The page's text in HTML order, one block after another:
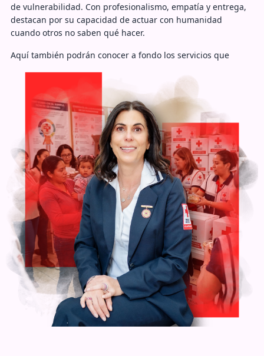
Porque mientras exista alguien que necesite ayuda, la Cruz Roja
Mexicana estará presente.
Presidente Nacional de la Cruz Roja Mexicana
de vulnerabilidad. Con profesionalismo, empatía y entrega,
destacan por su capacidad de actuar con humanidad
cuando otros no saben qué hacer.
Aquí también podrán conocer a fondo los servicios que
promover el bienestar y fortalecer el desarrollo de nuestra
institución. Cada acción que emprendemos tiene como
centro a las personas, con el objetivo de generar un impacto
positivo en sus vidas y en sus comunidades. Los invito a
explorar este espacio y descubrir el alcance de nuestro
trabajo.
“Donar” es otra de nuestras secciones clave, donde podrán
sumarse activamente a nuestra labor humanitaria. La Cruz
Roja es un puente solidario entre quien desea ayudar y
quien lo necesita. A través de este espacio, podrán
contribuir a diversas causas que transforman realidades y
brindan esperanza a miles de personas.
Las mujeres son, sin duda, nuestra mayor fortaleza. En la
Cruz Roja representan el 56% de nuestros voluntarios y
colaboradores. A todas ellas, mi más profundo
reconocimiento: médicas, voluntarias, enfermeras,
socorristas, paramédicas, administrativas, veteranas y
damas voluntarias. Su compromiso, liderazgo y sensibilidad